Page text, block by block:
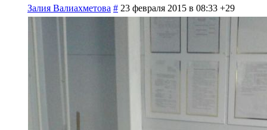
Залия Валиахметова # 23 февраля 2015 в 08:33 +29